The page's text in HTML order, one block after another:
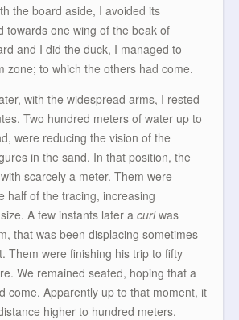
the board aside, I avoided its
towards one wing of the beak of
and I did the duck, I managed to
zone; to which the others had come.
with the widespread arms, I rested
Two hundred meters of water up to
were reducing the vision of the
in the sand. In that position, the
scarcely a meter. Them were
half of the tracing, increasing
A few instants later a curlwas
that was been displacing sometimes
Them were finishing his trip to fifty
We remained seated, hoping that a
come. Apparently up to that moment, it
higher to hundred meters.